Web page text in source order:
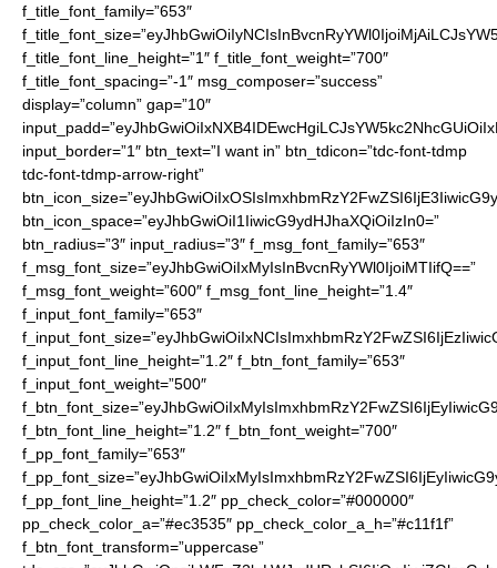
f_title_font_family=”653″
f_title_font_line_height=”1″ f_title_font_weight=”700″
f_title_font_spacing=”-1″ msg_composer=”success”
display=”column” gap=”10″
input_border=”1″ btn_text=”I want in” btn_tdicon=”tdc-font-tdmp
tdc-font-tdmp-arrow-right”
btn_icon_space=”eyJhbGwiOiI1IiwicG9ydHJhaXQiOiIzIn0=”
btn_radius=”3″ input_radius=”3″ f_msg_font_family=”653″
f_msg_font_size=”eyJhbGwiOiIxMyIsInBvcnRyYWl0IjoiMTIifQ==”
f_msg_font_weight=”600″ f_msg_font_line_height=”1.4″
f_input_font_family=”653″
f_input_font_line_height=”1.2″ f_btn_font_family=”653″
f_input_font_weight=”500″
f_btn_font_line_height=”1.2″ f_btn_font_weight=”700″
f_pp_font_family=”653″
f_pp_font_line_height=”1.2″ pp_check_color=”#000000″
pp_check_color_a=”#ec3535″ pp_check_color_a_h=”#c11f1f”
f_btn_font_transform=”uppercase”